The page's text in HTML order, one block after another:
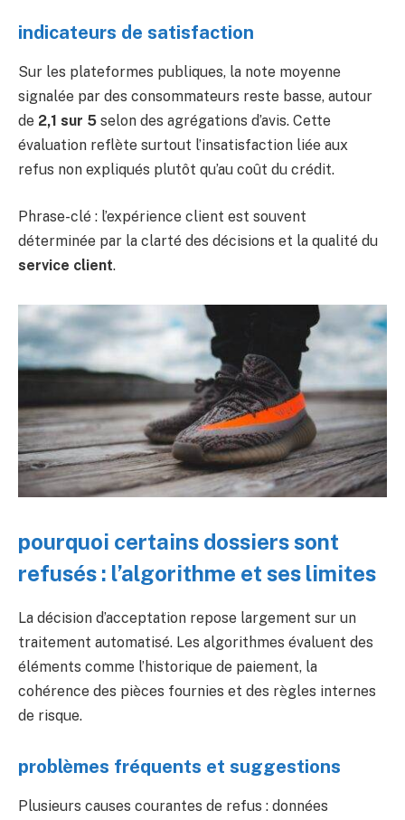
indicateurs de satisfaction
Sur les plateformes publiques, la note moyenne
signalée par des consommateurs reste basse, autour
de 2,1 sur 5 selon des agrégations d’avis. Cette
évaluation reflète surtout l’insatisfaction liée aux
refus non expliqués plutôt qu’au coût du crédit.
Phrase-clé : l’expérience client est souvent
déterminée par la clarté des décisions et la qualité du
service client.
pourquoi certains dossiers sont
refusés : l’algorithme et ses limites
La décision d’acceptation repose largement sur un
traitement automatisé. Les algorithmes évaluent des
éléments comme l’historique de paiement, la
cohérence des pièces fournies et des règles internes
de risque.
problèmes fréquents et suggestions
Plusieurs causes courantes de refus : données